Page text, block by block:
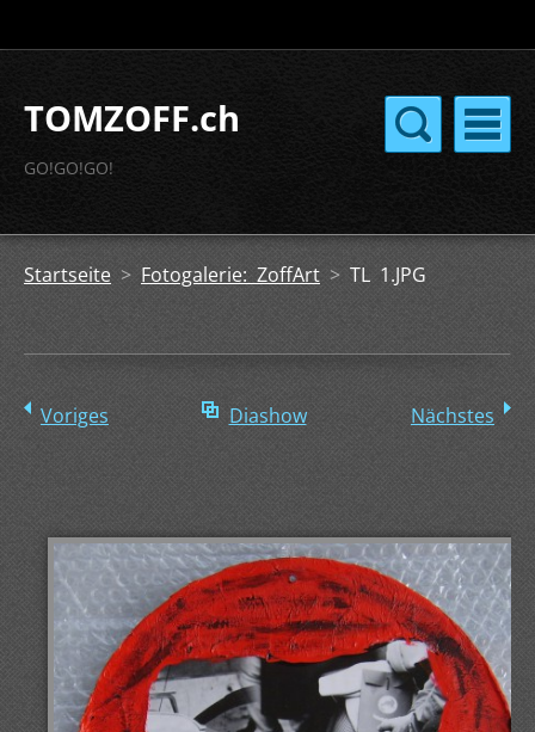
TOMZOFF.ch
GO!GO!GO!
Startseite > Fotogalerie: ZoffArt > TL 1.JPG
Voriges Diashow Nächstes